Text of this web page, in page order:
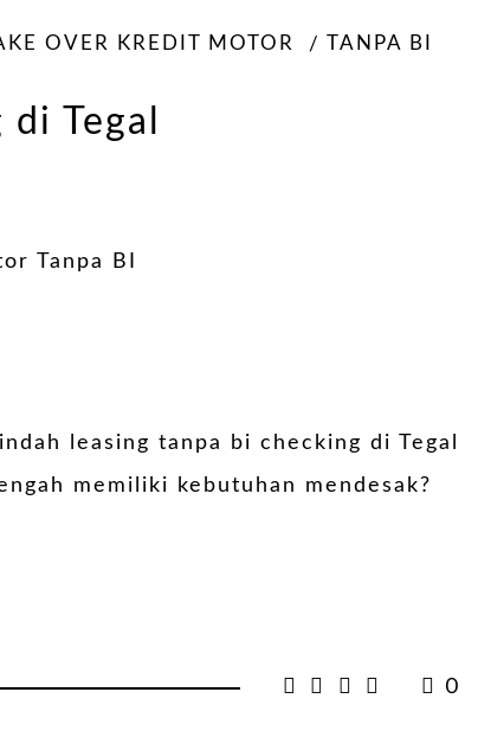
OVER KREDIT MOTOR
TANPA BI
Tegal
leasing tanpa bi checking di Tegal
memiliki kebutuhan mendesak?
0